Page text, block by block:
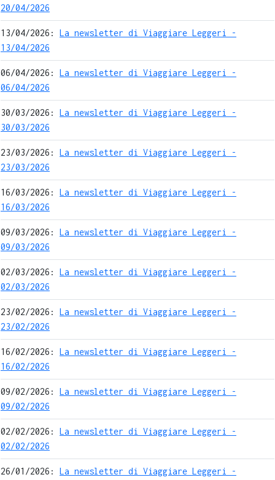
20/04/2026
13/04/2026: La newsletter di Viaggiare Leggeri -
13/04/2026
06/04/2026: La newsletter di Viaggiare Leggeri -
06/04/2026
30/03/2026: La newsletter di Viaggiare Leggeri -
30/03/2026
23/03/2026: La newsletter di Viaggiare Leggeri -
23/03/2026
16/03/2026: La newsletter di Viaggiare Leggeri -
16/03/2026
09/03/2026: La newsletter di Viaggiare Leggeri -
09/03/2026
02/03/2026: La newsletter di Viaggiare Leggeri -
02/03/2026
23/02/2026: La newsletter di Viaggiare Leggeri -
23/02/2026
16/02/2026: La newsletter di Viaggiare Leggeri -
16/02/2026
09/02/2026: La newsletter di Viaggiare Leggeri -
09/02/2026
02/02/2026: La newsletter di Viaggiare Leggeri -
02/02/2026
26/01/2026: La newsletter di Viaggiare Leggeri -